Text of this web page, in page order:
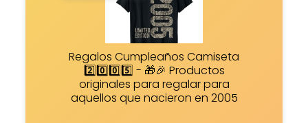
Regalos Cumpleaños Camiseta
2️⃣0️⃣0️⃣5️⃣ - 🎁🎉 Productos
originales para regalar para
aquellos que nacieron en 2005